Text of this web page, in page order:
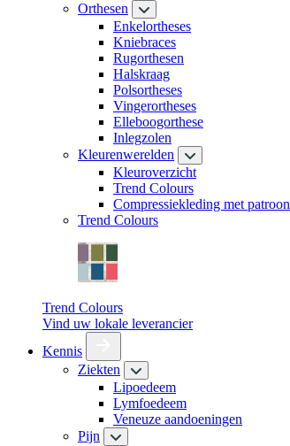
Orthesen
Enkelortheses
Kniebraces
Rugorthesen
Halskraag
Polsortheses
Vingerortheses
Elleboogorthese
Inlegzolen
Kleurenwerelden
Kleuroverzicht
Trend Colours
Compressiekleding met patroon
Trend Colours
Trend Colours
Vind uw lokale leverancier
Kennis
Ziekten
Lipoedeem
Lymfoedeem
Veneuze aandoeningen
Pijn